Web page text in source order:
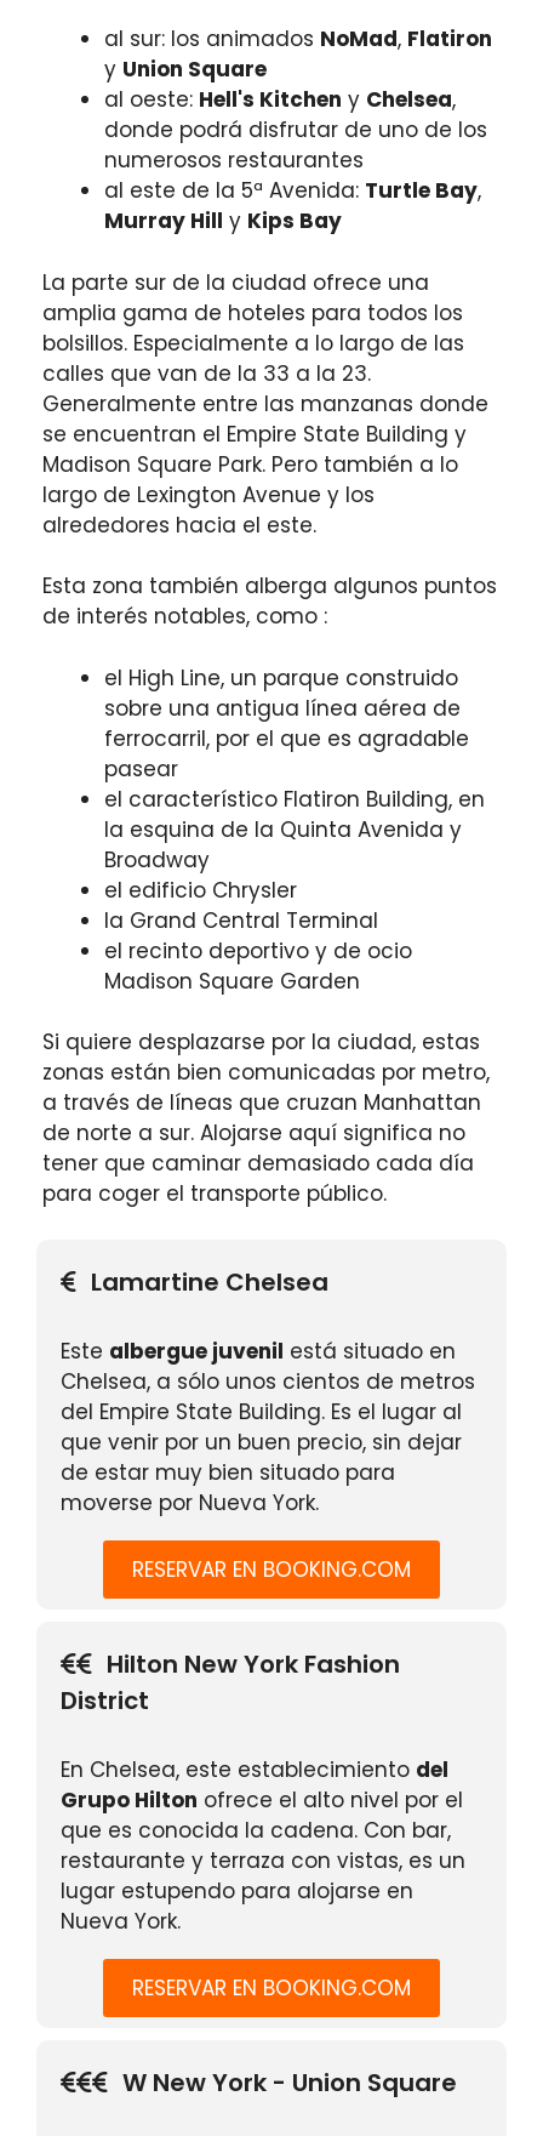
al sur: los animados NoMad, Flatiron
y Union Square
al oeste: Hell's Kitchen y Chelsea,
donde podrá disfrutar de uno de los
numerosos restaurantes
al este de la 5ª Avenida: Turtle Bay,
Murray Hill y Kips Bay
La parte sur de la ciudad ofrece una
amplia gama de hoteles para todos los
bolsillos. Especialmente a lo largo de las
calles que van de la 33 a la 23.
Generalmente entre las manzanas donde
se encuentran el Empire State Building y
Madison Square Park. Pero también a lo
largo de Lexington Avenue y los
alrededores hacia el este.
Esta zona también alberga algunos puntos
de interés notables, como :
el High Line, un parque construido
sobre una antigua línea aérea de
ferrocarril, por el que es agradable
pasear
el característico Flatiron Building, en
la esquina de la Quinta Avenida y
Broadway
el edificio Chrysler
la Grand Central Terminal
el recinto deportivo y de ocio
Madison Square Garden
Si quiere desplazarse por la ciudad, estas
zonas están bien comunicadas por metro,
a través de líneas que cruzan Manhattan
de norte a sur. Alojarse aquí significa no
tener que caminar demasiado cada día
para coger el transporte público.
Lamartine Chelsea
Este albergue juvenil está situado en
Chelsea, a sólo unos cientos de metros
del Empire State Building. Es el lugar al
que venir por un buen precio, sin dejar
de estar muy bien situado para
moverse por Nueva York.
RESERVAR EN BOOKING.COM
Hilton New York Fashion
District
En Chelsea, este establecimiento del
Grupo Hilton ofrece el alto nivel por el
que es conocida la cadena. Con bar,
restaurante y terraza con vistas, es un
lugar estupendo para alojarse en
Nueva York.
RESERVAR EN BOOKING.COM
W New York - Union Square